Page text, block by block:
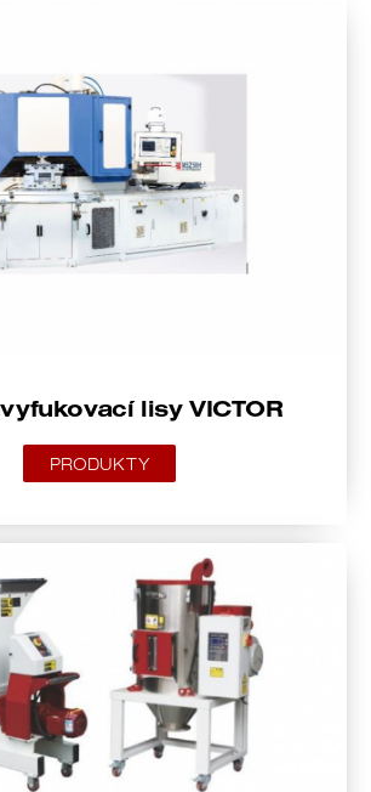
lisy VICTOR
PRODUKTY